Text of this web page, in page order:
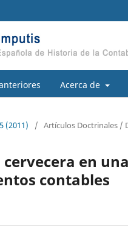
Acerca de
(2011) / Artículos Doctrinales /
en
contables